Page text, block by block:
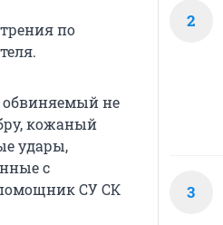
по
обвиняемый не
кожаный
удары,
с
СУ СК
2
3